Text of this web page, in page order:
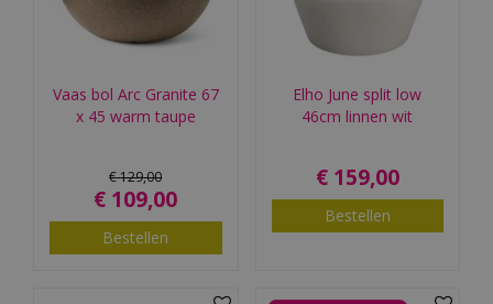
Vaas bol Arc Granite 67
x 45 warm taupe
€129,00
€ 109,00
Bestellen
Elho June split low
46cm linnen wit
€ 159,00
Bestellen